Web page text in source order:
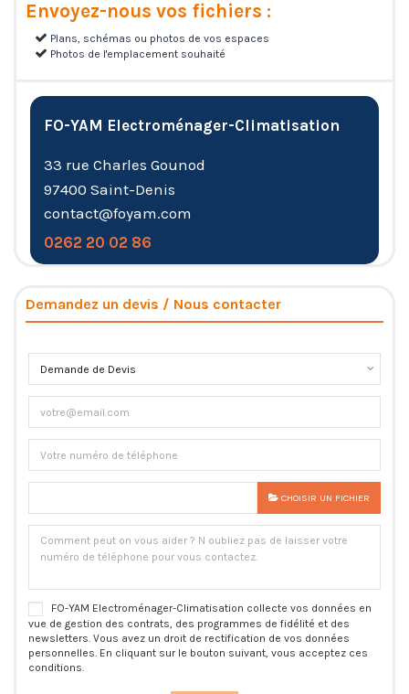
Envoyez-nous vos fichiers :
Plans, schémas ou photos de vos espaces
Photos de l'emplacement souhaité
FO-YAM Electroménager-Climatisation
33 rue Charles Gounod
97400 Saint-Denis
contact@foyam.com
0262 20 02 86
Demandez un devis / Nous contacter
CHOISIR UN FICHIER
FO-YAM Electroménager-Climatisation collecte vos données en
vue de gestion des contrats, des programmes de fidélité et des
newsletters. Vous avez un droit de rectification de vos données
personnelles. En cliquant sur le bouton suivant, vous acceptez ces
conditions.